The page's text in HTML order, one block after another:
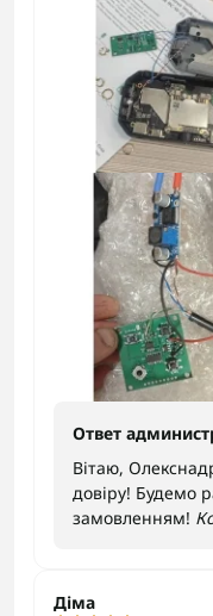
Ответ
Вітаю,
довіру! Будемо
замовленням!
Діма